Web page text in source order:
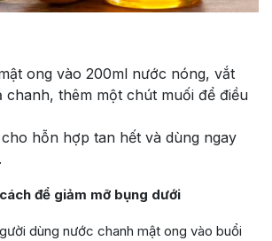
ong vào 200ml nước nóng, vắt
chanh, thêm một chút muối để điều
hỗn hợp tan hết và dùng ngay
để giảm mỡ bụng dưới
dùng nước chanh mật ong vào buổi